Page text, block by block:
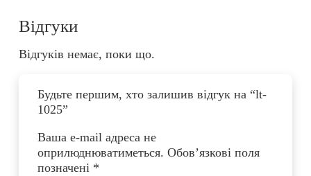
Відгуки
Відгуків немає, поки що.
Будьте першим, хто залишив відгук на “lt-
1025”
Ваша e-mail адреса не
оприлюднюватиметься. Обов’язкові поля
позначені *